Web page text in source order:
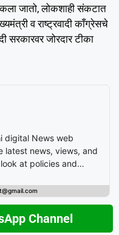
जातो, लोकशाही संकटात
व राष्ट्रवादी काँग्रेसचे
सरकारवर जोरदार टीका
digital News web
latest news, views, and
at policies and
of people.
Channel